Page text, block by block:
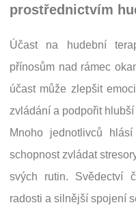
prostřednictvím
Účast na hudební
přínosům nad rámec
účast může zlepšit
zvládání a podpořit
Mnoho jednotlivců
schopnost zvládat
svých rutin. Svědectví
radosti a silnější spojení